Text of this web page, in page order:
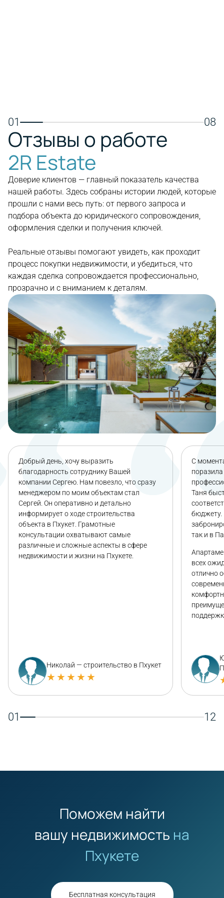
01 08
Отзывы о работе
2R Estate
Доверие клиентов — главный показатель качества
нашей работы. Здесь собраны истории людей, которые
прошли с нами весь путь: от первого запроса и
подбора объекта до юридического сопровождения,
оформления сделки и получения ключей.
Реальные отзывы помогают увидеть, как проходит
процесс покупки недвижимости, и убедиться, что
каждая сделка сопровождается профессионально,
прозрачно и с вниманием к деталям.
Добрый день, хочу выразить
благодарность сотруднику Вашей
компании Сергею. Нам повезло, что сразу
менеджером по моим объектам стал
Сергей. Он оперативно и детально
информирует о ходе строительства
объекта в Пхукет. Грамотные
консультации охватывают самые
различные и сложные аспекты в сфере
недвижимости и жизни на Пхукете.
Николай — строительство в Пхукет
★★★★★
С
Таня
бюджету.
так и в
всех
отлично
01 12
Поможем найти
вашу недвижимость на
Пхукете
Бесплатная консультация